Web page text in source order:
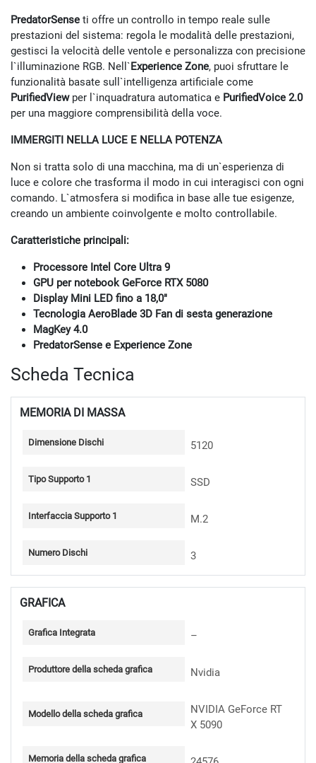
PredatorSense ti offre un controllo in tempo reale sulle
prestazioni del sistema: regola le modalità delle prestazioni,
gestisci la velocità delle ventole e personalizza con precisione
l`illuminazione RGB. Nell`Experience Zone, puoi sfruttare le
funzionalità basate sull`intelligenza artificiale come
PurifiedViewper l`inquadratura automatica e PurifiedVoice 2.0
per una maggiore comprensibilità della voce.
IMMERGITI NELLA LUCE E NELLA POTENZA
Non si tratta solo di una macchina, ma di un`esperienza di
luce e colore che trasforma il modo in cui interagisci con ogni
comando. L`atmosfera si modifica in base alle tue esigenze,
creando un ambiente coinvolgente e molto controllabile.
Caratteristiche principali:
Processore Intel Core Ultra 9
GPU per notebook GeForce RTX 5080
Display Mini LED fino a 18,0″
Tecnologia AeroBlade 3D Fan di sesta generazione
MagKey 4.0
PredatorSense e Experience Zone
Scheda Tecnica
MEMORIA DI MASSA
Dimensione Dischi 5120
Tipo Supporto 1 SSD
Interfaccia Supporto 1 M.2
Numero Dischi 3
GRAFICA
Grafica Integrata –
Produttore della scheda grafica Nvidia
Modello della scheda grafica
NVIDIA GeForce RT
X 5090
Memoria della scheda grafica